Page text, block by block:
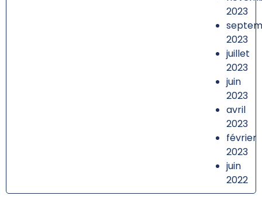
2023
2023
juillet
2023
juin
2023
avril
2023
février
2023
juin
2022